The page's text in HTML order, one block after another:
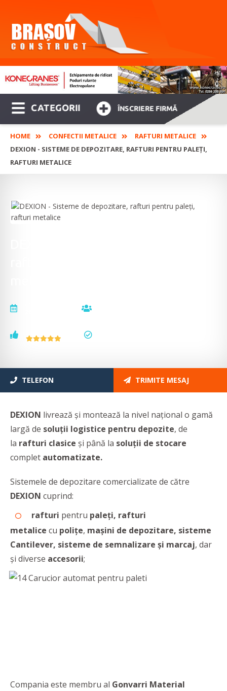
CATEGORII ÎNSCRIERE FIRMĂ
HOME CONFECTII METALICE
RAFTURI METALICE
DEXION - SISTEME DE DEPOZITARE, RAFTURI PENTRU PALEȚI,
RAFTURI METALICE
TELEFON TRIMITE MESAJ
DEXION livrează și montează la nivel național o gamă
largă de soluții logistice pentru depozite, de
la rafturi clasice și până la soluții de stocare
complet automatizate.
Sistemele de depozitare comercializate de către
DEXION cuprind:
rafturi pentru paleți, rafturi
metalice cu polițe, mașini de depozitare, sisteme
Cantilever, sisteme de semnalizare și marcaj, dar
și diverse accesorii;
Compania este membru al Gonvarri Material